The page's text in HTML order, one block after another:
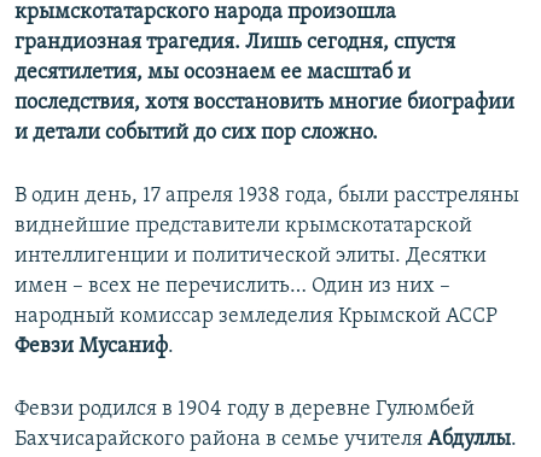
крымскотатарского народа произошла
грандиозная трагедия. Лишь сегодня, спустя
десятилетия, мы осознаем ее масштаб и
последствия, хотя восстановить многие биографии
и детали событий до сих пор сложно.
В один день, 17 апреля 1938 года, были расстреляны
виднейшие представители крымскотатарской
интеллигенции и политической элиты. Десятки
имен – всех не перечислить… Один из них –
народный комиссар земледелия Крымской АССР
Февзи Мусаниф.
Февзи родился в 1904 году в деревне Гулюмбей
Бахчисарайского района в семье учителя Абдуллы.